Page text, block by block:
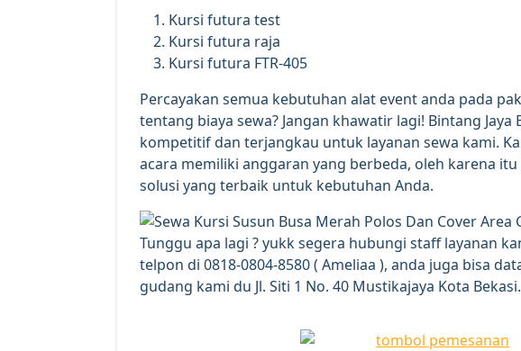
Kursi futura test
Kursi futura raja
Kursi futura FTR-405
Percayakan semua kebutuhan alat event anda pada
tentang biaya sewa? Jangan khawatir lagi! Bintang
kompetitif dan terjangkau untuk layanan sewa kami.
acara memiliki anggaran yang berbeda, oleh karena
solusi yang terbaik untuk kebutuhan Anda.
Tunggu apa lagi ? yukk segera hubungi staff layanan
telpon di 0818-0804-8580 ( Ameliaa ), anda juga bisa
gudang kami du Jl. Siti 1 No. 40 Mustikajaya Kota Bekasi.